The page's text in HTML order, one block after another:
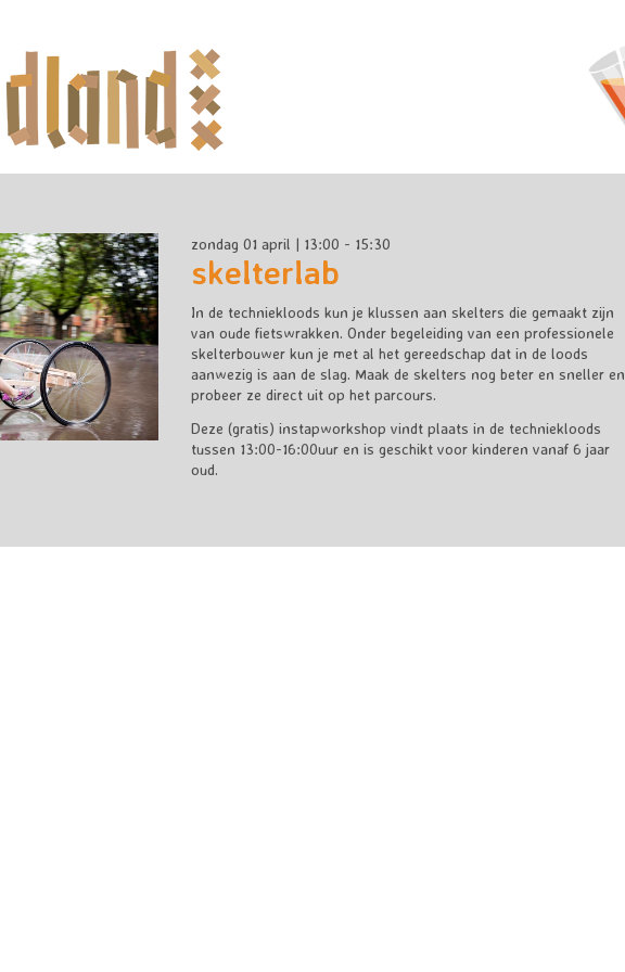
zondag 01 april | 13:00 - 15:30
skelterlab
In de techniekloods kun je klussen aan skelters die gemaakt zijn
van oude fietswrakken. Onder begeleiding van een professionele
skelterbouwer kun je met al het gereedschap dat in de loods
aanwezig is aan de slag. Maak de skelters nog beter en sneller en
probeer ze direct uit op het parcours.
Deze (gratis) instapworkshop vindt plaats in de techniekloods
tussen 13:00-16:00uur en is geschikt voor kinderen vanaf 6 jaar
oud.